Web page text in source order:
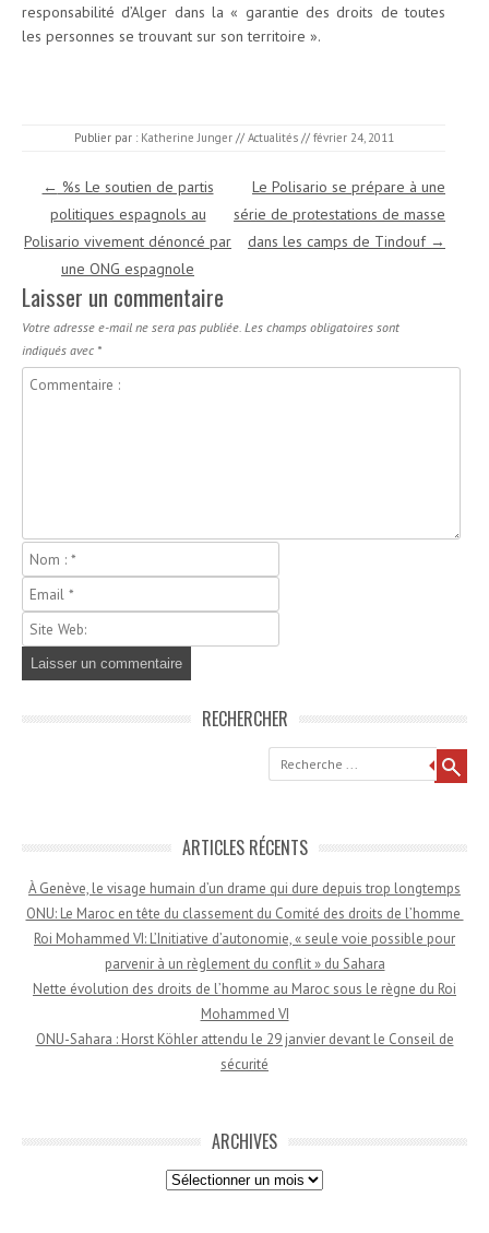
responsabilité d’Alger dans la « garantie des droits de toutes
les personnes se trouvant sur son territoire ».
Publier par : Katherine Junger // Actualités // février 24, 2011
Navigation des articles
← %s Le soutien de partis
politiques espagnols au
Polisario vivement dénoncé par
une ONG espagnole
Le Polisario se prépare à une
série de protestations de masse
dans les camps de Tindouf →
Laisser un commentaire
Votre adresse e-mail ne sera pas publiée. Les champs obligatoires sont
indiqués avec *
RECHERCHER
Recherche
ARTICLES RÉCENTS
À Genève, le visage humain d’un drame qui dure depuis trop longtemps
ONU: Le Maroc en tête du classement du Comité des droits de l’homme
Roi Mohammed VI: L’Initiative d’autonomie, « seule voie possible pour
parvenir à un règlement du conflit » du Sahara
Nette évolution des droits de l’homme au Maroc sous le règne du Roi
Mohammed VI
ONU-Sahara : Horst Köhler attendu le 29 janvier devant le Conseil de
sécurité
ARCHIVES
Archives